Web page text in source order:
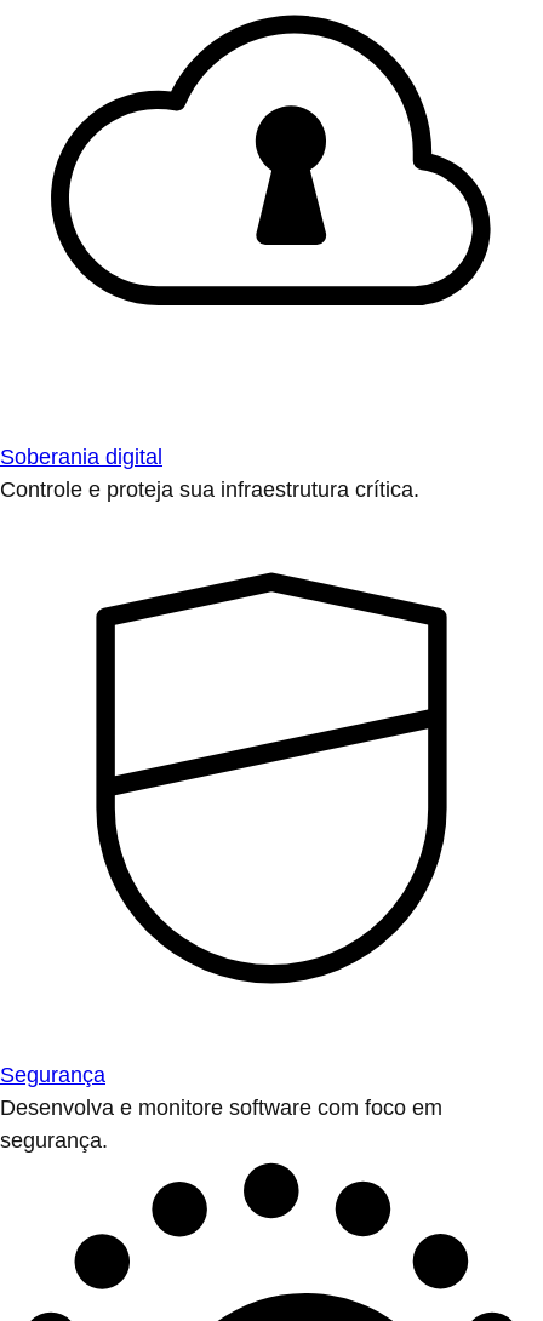
Soberania digital
Controle e proteja sua infraestrutura crítica.
Segurança
Desenvolva e monitore software com foco em
segurança.